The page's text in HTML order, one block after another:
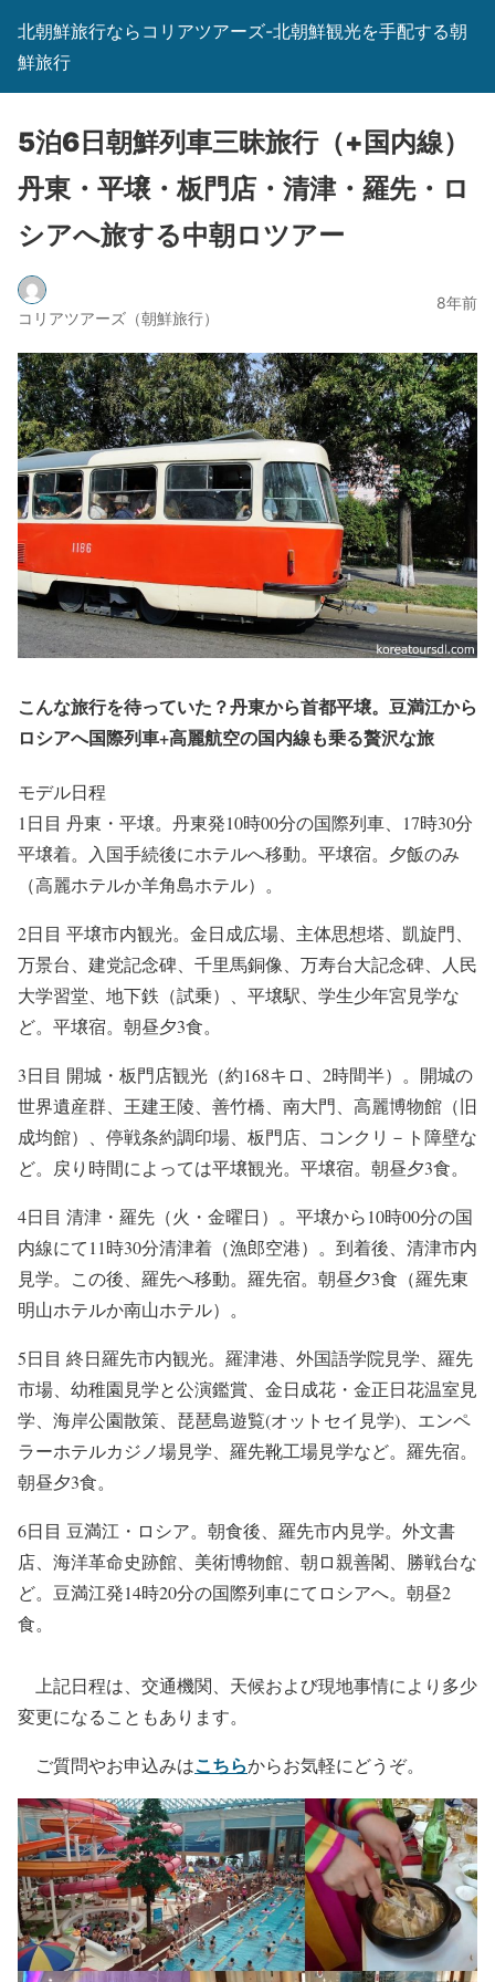
北朝鮮旅行ならコリアツアーズ-北朝鮮観光を手配する朝
鮮旅行
5泊6日朝鮮列車三昧旅行（+国内線）
丹東・平壌・板門店・清津・羅先・ロ
シアへ旅する中朝ロツアー
コリアツアーズ（朝鮮旅行）
8年前
こんな旅行を待っていた？丹東から首都平壌。豆満江から
ロシアへ国際列車+高麗航空の国内線も乗る贅沢な旅
モデル日程
1日目 丹東・平壌。丹東発10時00分の国際列車、17時30分
平壌着。入国手続後にホテルへ移動。平壌宿。夕飯のみ
（高麗ホテルか羊角島ホテル）。
2日目 平壌市内観光。 金日成広場、主体思想塔、凱旋門、
万景台、建党記念碑、千里馬銅像、万寿台大記念碑、人民
大学習堂、地下鉄（試乗）、平壌駅、学生少年宮見学な
ど。平壌宿。朝昼夕3食。
3日目 開城・板門店観光（約168キロ、2時間半）。 開城の
世界遺産群、王建王陵、善竹橋、南大門、高麗博物館（旧
成均館）、停戦条約調印場、板門店、コンクリ－ト障壁な
ど。戻り時間によっては平壌観光。平壌宿。朝昼夕3食。
4日目 清津・羅先（火・金曜日）。平壌から10時00分の国
内線にて11時30分清津着（漁郎空港）。到着後、 清津市内
見学。この後、羅先へ移動。羅先宿。朝昼夕3食（羅先東
明山ホテルか南山ホテル）。
5日目 終日羅先市内観光。 羅津港、外国語学院見学、羅先
市場、幼稚園見学と公演鑑賞、金日成花・金正日花温室見
学、海岸公園散策、琵琶島遊覧(オットセイ見学)、エンペ
ラーホテルカジノ場見学、羅先靴工場見学など。羅先宿。
朝昼夕3食。
6日目 豆満江・ロシア。朝食後、 羅先市内見学。外文書
店、海洋革命史跡館、美術博物館、朝ロ親善閣、勝戦台な
ど。豆満江発14時20分の国際列車にてロシアへ。朝昼2
食。
上記日程は、交通機関、天候および現地事情により多少
変更になることもあります。
ご質問やお申込みはこちらからお気軽にどうぞ。